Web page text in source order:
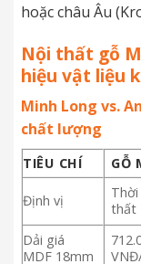
hoặc châu Âu
Nội thất gỗ
hiệu vật liệu
Minh Long vs.
chất lượng
TIÊU CHÍ GỖ
Định vị
thất
Dải giá
MDF 18mm